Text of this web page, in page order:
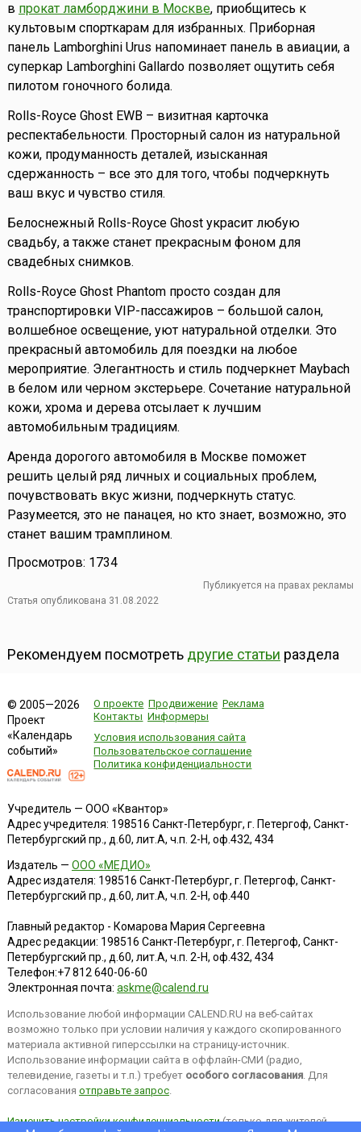
в прокат ламборджини в Москве, приобщитесь к
культовым спорткарам для избранных. Приборная
панель Lamborghini Urus напоминает панель в авиации, а
суперкар Lamborghini Gallardo позволяет ощутить себя
пилотом гоночного болида.
Rolls-Royce Ghost EWB – визитная карточка
респектабельности. Просторный салон из натуральной
кожи, продуманность деталей, изысканная
сдержанность – все это для того, чтобы подчеркнуть
ваш вкус и чувство стиля.
Белоснежный Rolls-Royce Ghost украсит любую
свадьбу, а также станет прекрасным фоном для
свадебных снимков.
Rolls-Royce Ghost Phantom просто создан для
транспортировки VIP-пассажиров – большой салон,
волшебное освещение, уют натуральной отделки. Это
прекрасный автомобиль для поездки на любое
мероприятие. Элегантность и стиль подчеркнет Maybach
в белом или черном экстерьере. Сочетание натуральной
кожи, хрома и дерева отсылает к лучшим
автомобильным традициям.
Аренда дорогого автомобиля в Москве поможет
решить целый ряд личных и социальных проблем,
почувствовать вкус жизни, подчеркнуть статус.
Разумеется, это не панацея, но кто знает, возможно, это
станет вашим трамплином.
Просмотров: 1734
Публикуется на правах рекламы
Статья опубликована 31.08.2022
Рекомендуем посмотреть другие статьи раздела
© 2005—2026
Проект
«Календарь
событий»
О проекте Продвижение Реклама
Контакты Информеры
Условия использования сайта
Пользовательское соглашение
Политика конфиденциальности
Учредитель — ООО «Квантор»
Адрес учредителя: 198516 Санкт-Петербург, г. Петергоф, Санкт-
Петербургский пр., д.60, лит.А, ч.п. 2-Н, оф.432, 434
Издатель — ООО «МЕДИО»
Адрес издателя: 198516 Санкт-Петербург, г. Петергоф, Санкт-
Петербургский пр., д.60, лит.А, ч.п. 2-Н, оф.440
Главный редактор - Комарова Мария Сергеевна
Адрес редакции: 198516 Санкт-Петербург, г. Петергоф, Санкт-
Петербургский пр., д.60, лит.А, ч.п. 2-Н, оф.432, 434
Телефон:+7 812 640-06-60
Электронная почта: askme@calend.ru
Использование любой информации CALEND.RU на веб-сайтах
возможно только при условии наличия у каждого скопированного
материала активной гиперссылки на страницу-источник.
Использование информации сайта в оффлайн-СМИ (радио,
телевидение, газеты и т.п.) требует особого согласования. Для
согласования отправьте запрос.
Изменить настройки конфиденциальности(только для жителей